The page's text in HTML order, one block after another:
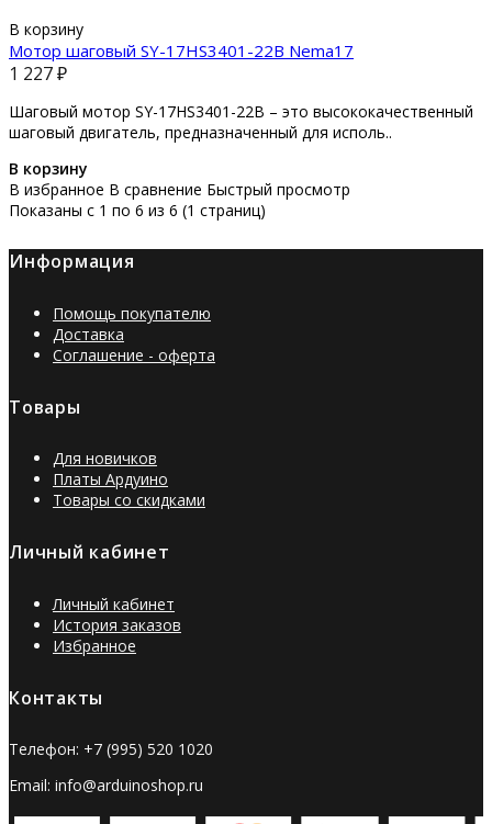
В корзину
Мотор шаговый SY-17HS3401-22B Nema17
1 227 ₽
Шаговый мотор SY-17HS3401-22B – это высококачественный
шаговый двигатель, предназначенный для исполь..
В корзину
В избранное В сравнение Быстрый просмотр
Показаны с 1 по 6 из 6 (1 страниц)
Информация
Помощь покупателю
Доставка
Соглашение - оферта
Товары
Для новичков
Платы Ардуино
Товары со скидками
Личный кабинет
Личный кабинет
История заказов
Избранное
Контакты
Телефон: +7 (995) 520 1020
Email: info@arduinoshop.ru